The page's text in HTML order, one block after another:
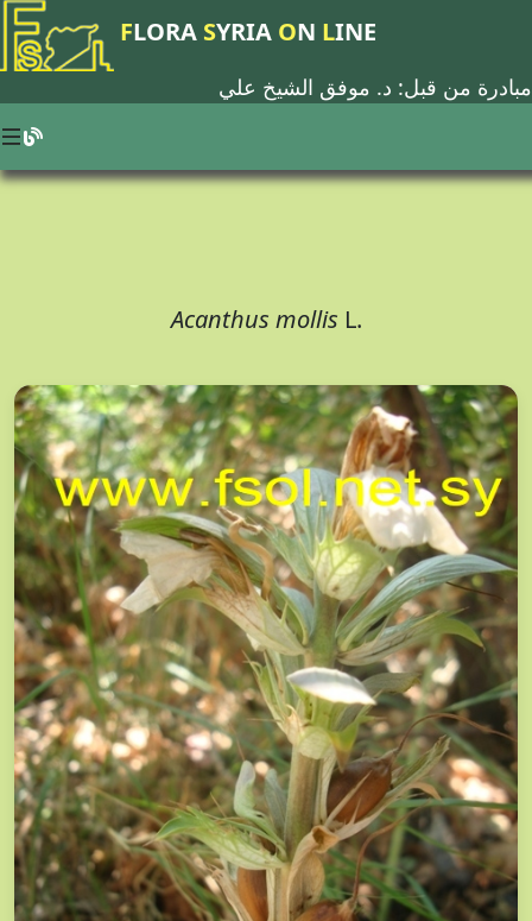
FLORA SYRIA ON LINE
مبادرة من قبل: د. موفق الشيخ علي
Acanthus mollis L.